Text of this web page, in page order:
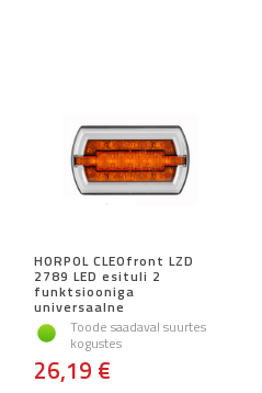
HORPOL CLEOfront LZD
2789 LED esituli 2
funktsiooniga
universaalne
Toode saadaval suurtes
kogustes
26,19 €